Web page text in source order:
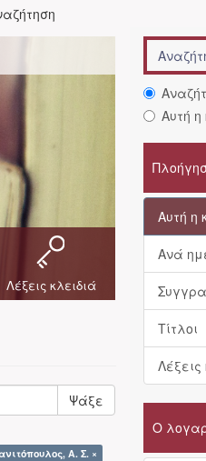
Λέξεις κλειδιά
Ψάξε
Α. Σ. ×
Αυτή η
Αυτή η
Ανά
Τίτλοι
Λέξεις
Ο